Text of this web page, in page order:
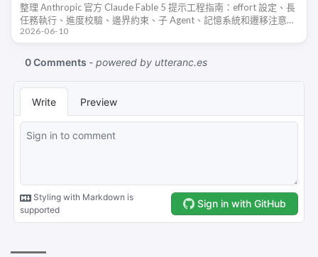
整理 Anthropic 官方 Claude Fable 5 提示工程指南：effort 設定、長
任務執行、進度校驗、邊界約束、子 Agent、記憶系統和遷移注意事
項。
2026-06-10